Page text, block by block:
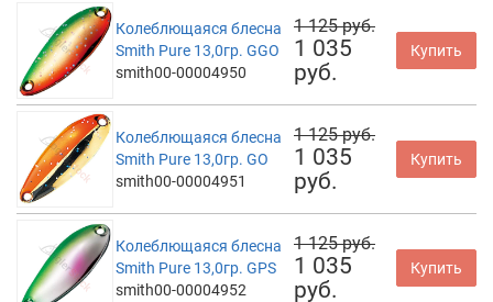
Колеблющаяся блесна
Smith Pure 13,0гр. GGO
smith00-00004950
1 125 руб.
1 035
руб.
Купить
Колеблющаяся блесна
Smith Pure 13,0гр. GO
smith00-00004951
1 125 руб.
1 035
руб.
Купить
Колеблющаяся блесна
Smith Pure 13,0гр. GPS
smith00-00004952
1 125 руб.
1 035
руб.
Купить